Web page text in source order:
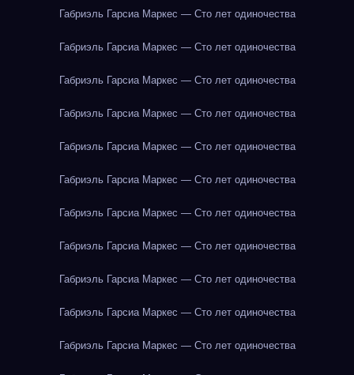
Габриэль Гарсиа Маркес — Сто лет одиночества
Габриэль Гарсиа Маркес — Сто лет одиночества
Габриэль Гарсиа Маркес — Сто лет одиночества
Габриэль Гарсиа Маркес — Сто лет одиночества
Габриэль Гарсиа Маркес — Сто лет одиночества
Габриэль Гарсиа Маркес — Сто лет одиночества
Габриэль Гарсиа Маркес — Сто лет одиночества
Габриэль Гарсиа Маркес — Сто лет одиночества
Габриэль Гарсиа Маркес — Сто лет одиночества
Габриэль Гарсиа Маркес — Сто лет одиночества
Габриэль Гарсиа Маркес — Сто лет одиночества